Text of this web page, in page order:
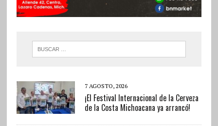
7 AGOSTO, 2026
¡El Festival Internacional de la Cerveza
de la Costa Michoacana ya arrancó!